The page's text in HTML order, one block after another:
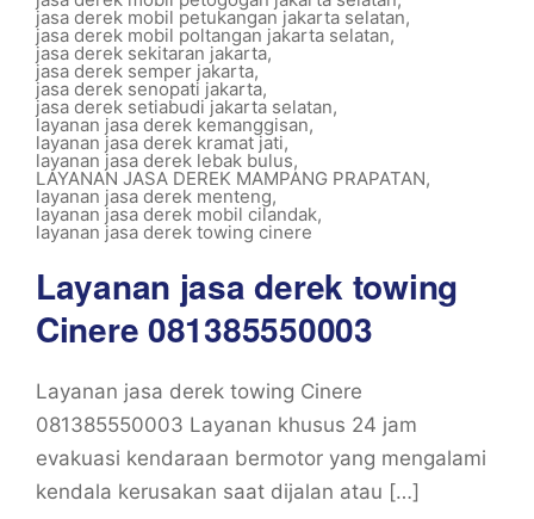
jasa derek mobil petukangan jakarta selatan,
jasa derek mobil poltangan jakarta selatan,
jasa derek sekitaran jakarta,
jasa derek semper jakarta,
jasa derek senopati jakarta,
jasa derek setiabudi jakarta selatan,
layanan jasa derek kemanggisan,
layanan jasa derek kramat jati,
layanan jasa derek lebak bulus,
LAYANAN JASA DEREK MAMPANG PRAPATAN,
layanan jasa derek menteng,
layanan jasa derek mobil cilandak,
layanan jasa derek towing cinere
Layanan jasa derek towing
Cinere 081385550003
Layanan jasa derek towing Cinere
081385550003 Layanan khusus 24 jam
evakuasi kendaraan bermotor yang mengalami
kendala kerusakan saat dijalan atau […]